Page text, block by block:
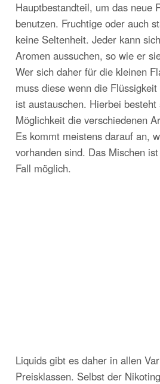
Hauptbestandteil, um das neue
benutzen. Fruchtige oder auch
keine Seltenheit. Jeder kann
Aromen aussuchen, so wie er
Wer sich daher für die kleinen
muss diese wenn die
ist austauschen. Hierbei besteht
Möglichkeit die verschiedenen
Es kommt meistens darauf an,
vorhanden sind. Das Mischen
Fall möglich.
Liquids gibt es daher in allen
Preisklassen. Selbst der